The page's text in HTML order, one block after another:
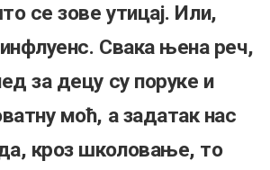
се зовеутицај. Или,
Свака њена реч,
за децу су поруке и
моћ, а задатак нас
кроз школовање, то